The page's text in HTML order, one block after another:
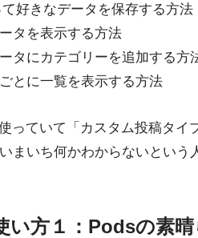
て好きなデータを保存する方法
タを表示する方法
タにカテゴリーを追加する方
とに一覧を表示する方法
っていて「カスタム投稿タイ
まいち何かわからないという
い方１：Podsの素